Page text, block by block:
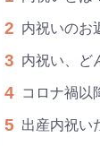
2 内祝いのお
3 内祝い、ど
4 コロナ禍以
5 出産内祝い